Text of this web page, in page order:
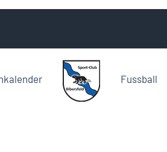
Fussball